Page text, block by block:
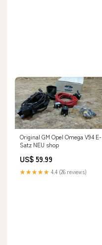
Original GM Opel Omega V94 E-
Satz NEU shop
US$ 59.99
★★★★★ 4.4 (26 reviews)